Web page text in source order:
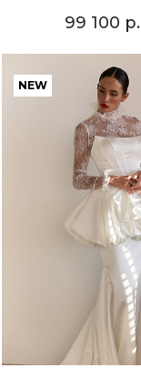
99 100 р.
NEW